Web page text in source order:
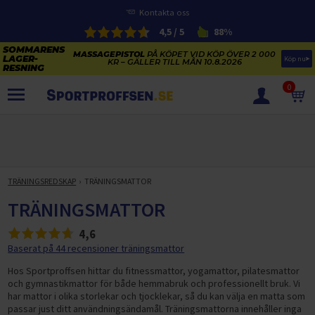
Kontakta oss
4,5 / 5 88%
MASSAGEPISTOLPÅ KÖPET VID KÖP ÖVER 2 000
KR – GÄLLER TILL MÅN 10.8.2026 Köp nu
0
ELCYKLARNAS SOMMARFÖRSÄLJNING
KAJAKER OCH SUP-BRÄDOR
REA PÅ STUDSMATTOR
SOMMARREA PÅ TRÄNING OCH STYRKETRÄNING
CYKELTILLBEHÖR & RESERVDELAR OUTLET
HÄLSA & VÄLMÅENDE – SÄSONGSRENSNING
Paketerbjudanden
KOSTTILLSKOTT
ELCYKLAR
ELCYKLAR DAM
ELCYKLAR HERR
ELCYKLAR CITY
STUDSMATTOR
KAJAKER
STYRKETRÄNING
BÄNKAR OCH STÄLLNINGAR
TRÄNINGSMASKINER
TRÄNINGSREDSKAP TRÄNINGSMATTOR
TRÄNINGSMATTOR
4,6
Baserat på 44 recensioner träningsmattor
Hos Sportproffsen hittar du fitnessmattor, yogamattor, pilatesmattor
och gymnastikmattor för både hemmabruk och professionellt bruk. Vi
har mattor i olika storlekar och tjocklekar, så du kan välja en matta som
passar just ditt användningsändamål. Träningsmattorna innehåller inga